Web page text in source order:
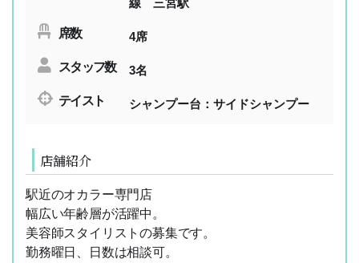
席数 4席
スタッフ数 3名
テイスト シャンプー台：サイドシャンプー
店舗紹介
駅近のオカラー専門店
幅広い年齢層が活躍中。
美容師スタイリストの募集です。
勤務曜日、日数は相談可。